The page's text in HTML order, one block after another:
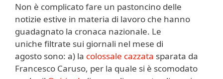
Non è complicato fare un pastoncino delle
notizie estive in materia di lavoro che hanno
guadagnato la cronaca nazionale. Le
uniche filtrate sui giornali nel mese di
agosto sono: a) la colossale cazzata sparata da
Francesco Caruso, per la quale si è scomodato